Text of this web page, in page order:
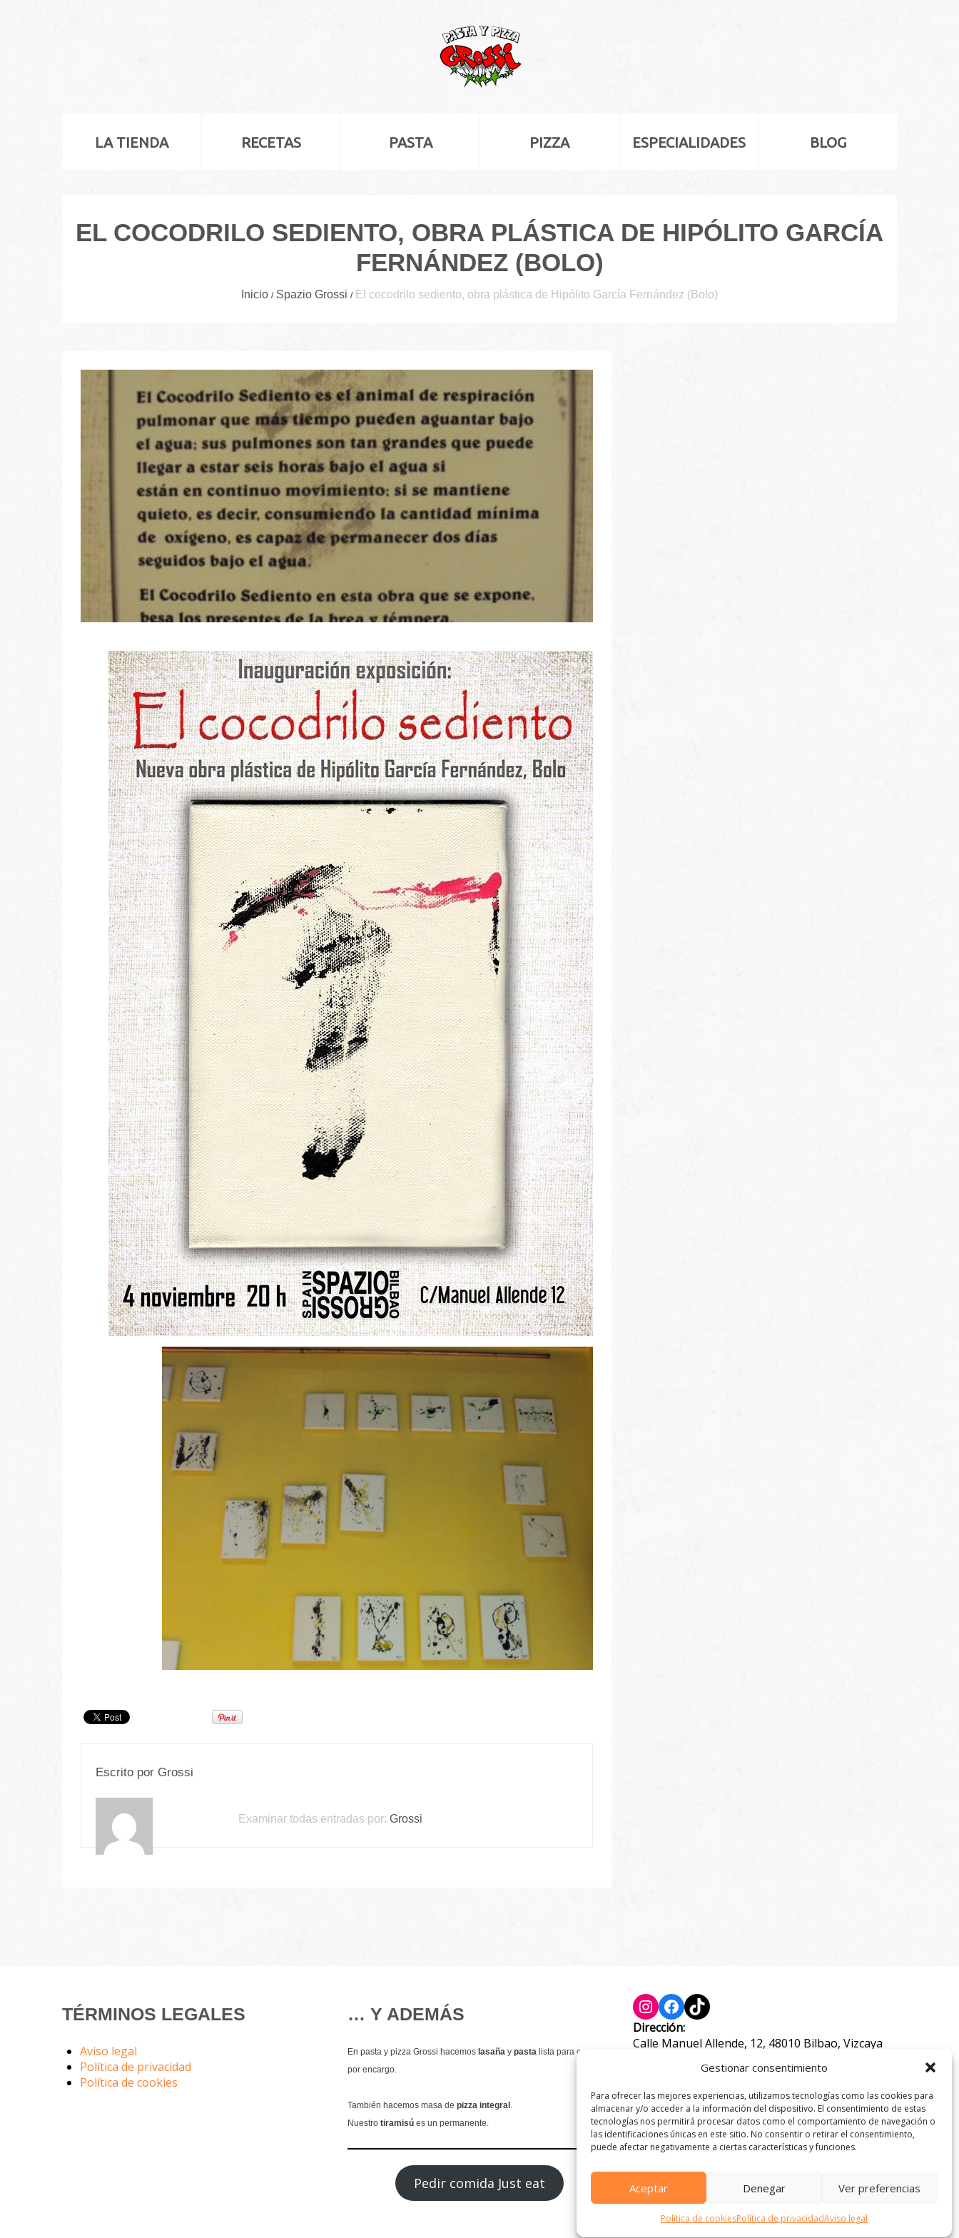
Gestionar consentimiento
Para ofrecer las mejores experiencias, utilizamos tecnologías como las cookies para
almacenar y/o acceder a la información del dispositivo. El consentimiento de estas
tecnologías nos permitirá procesar datos como el comportamiento de navegación o
las identificaciones únicas en este sitio. No consentir o retirar el consentimiento,
puede afectar negativamente a ciertas características y funciones.
Aceptar Denegar Ver preferencias
Política de cookiesPolítica de privacidadAviso legal
LA TIENDA RECETAS PASTA PIZZA ESPECIALIDADES BLOG
EL COCODRILO SEDIENTO, OBRA PLÁSTICA DE HIPÓLITO GARCÍA
FERNÁNDEZ (BOLO)
Inicio Spazio Grossi El cocodrilo sediento, obra plástica de Hipólito García Fernández (Bolo)
Escrito por Grossi
Examinar todas entradas por: Grossi
TÉRMINOS LEGALES
Aviso legal
Política de privacidad
Política de cookies
… Y ADEMÁS
En pasta y pizza Grossi hacemos lasaña y pasta lista para comer
por encargo.
También hacemos masa de pizza integral .
Nuestro tiramisú es un permanente.
Pedir comida Just eat
Instagram
Facebook
TikTok
Dirección:
Calle Manuel Allende, 12, 48010 Bilbao, Vizcaya
E-mail:
info@pastaypizzagrossi.com